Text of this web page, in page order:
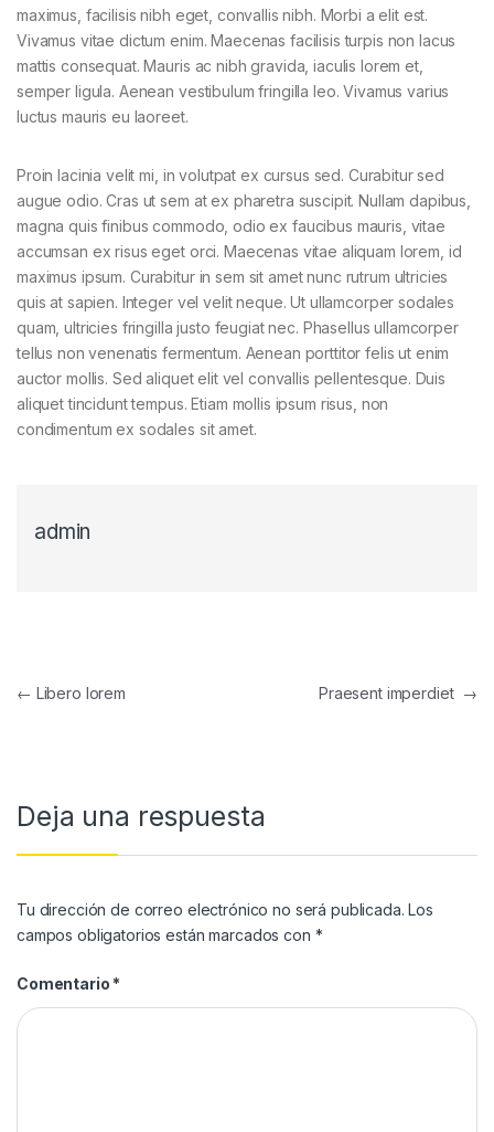
maximus, facilisis nibh eget, convallis nibh. Morbi a elit est.
Vivamus vitae dictum enim. Maecenas facilisis turpis non lacus
mattis consequat. Mauris ac nibh gravida, iaculis lorem et,
semper ligula. Aenean vestibulum fringilla leo. Vivamus varius
luctus mauris eu laoreet.
Proin lacinia velit mi, in volutpat ex cursus sed. Curabitur sed
augue odio. Cras ut sem at ex pharetra suscipit. Nullam dapibus,
magna quis finibus commodo, odio ex faucibus mauris, vitae
accumsan ex risus eget orci. Maecenas vitae aliquam lorem, id
maximus ipsum. Curabitur in sem sit amet nunc rutrum ultricies
quis at sapien. Integer vel velit neque. Ut ullamcorper sodales
quam, ultricies fringilla justo feugiat nec. Phasellus ullamcorper
tellus non venenatis fermentum. Aenean porttitor felis ut enim
auctor mollis. Sed aliquet elit vel convallis pellentesque. Duis
aliquet tincidunt tempus. Etiam mollis ipsum risus, non
condimentum ex sodales sit amet.
admin
Navegación de entradas
← Libero lorem Praesent imperdiet →
Deja una respuesta
Tu dirección de correo electrónico no será publicada. Los
campos obligatorios están marcados con *
Comentario *